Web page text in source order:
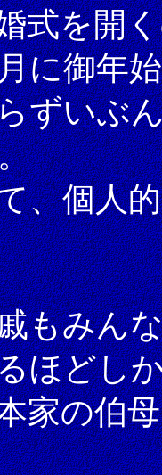
式を開
に御年
ずいぶ
、個人
もみん
ほどし
家の伯